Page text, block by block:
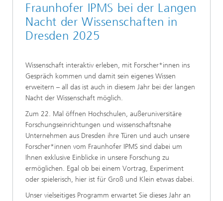
Fraunhofer IPMS bei der Langen
Nacht der Wissenschaften in
Dresden 2025
Wissenschaft interaktiv erleben, mit Forscher*innen ins
Gespräch kommen und damit sein eigenes Wissen
erweitern – all das ist auch in diesem Jahr bei der langen
Nacht der Wissenschaft möglich.
Zum 22. Mal öffnen Hochschulen, außeruniversitäre
Forschungseinrichtungen und wissenschaftsnahe
Unternehmen aus Dresden ihre Türen und auch unsere
Forscher*innen vom Fraunhofer IPMS sind dabei um
Ihnen exklusive Einblicke in unsere Forschung zu
ermöglichen. Egal ob bei einem Vortrag, Experiment
oder spielerisch, hier ist für Groß und Klein etwas dabei.
Unser vielseitiges Programm erwartet Sie dieses Jahr an